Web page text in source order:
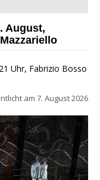
zu Gast beim Garda
August,
Uhr, Fabrizio Bosso
am 7. August 2026